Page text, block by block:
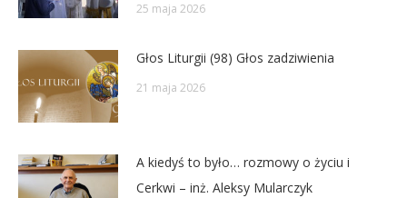
25 maja 2026
Głos Liturgii (98) Głos zadziwienia
21 maja 2026
A kiedyś to było… rozmowy o życiu i
Cerkwi – inż. Aleksy Mularczyk